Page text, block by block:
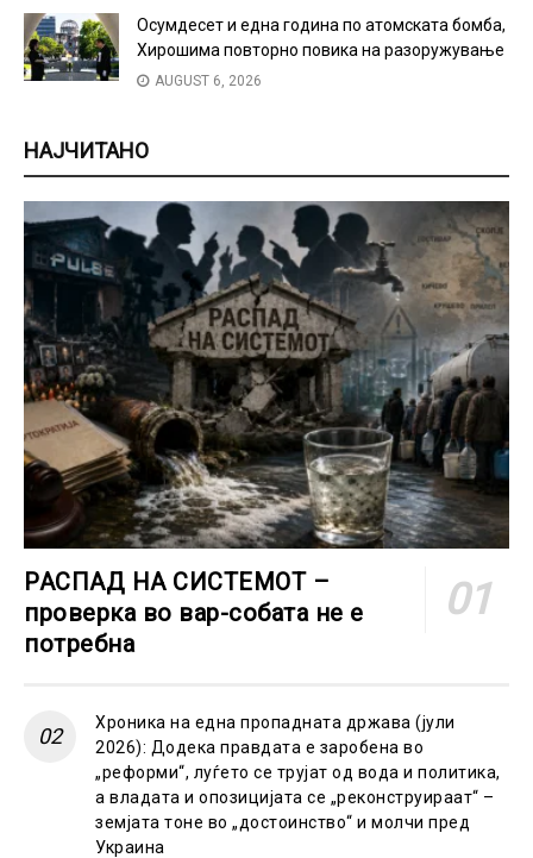
Осумдесет и една година по атомската бомба,
Хирошима повторно повика на разоружување
AUGUST 6, 2026
НАЈЧИТАНО
РАСПАД НА СИСТЕМОТ –
проверка во вар-собата не е
потребна
Хроника на една пропадната држава (јули
2026): Додека правдата е заробена во
„реформи“, луѓето се трујат од вода и политика,
а владата и опозицијата се „реконструираат“ –
земјата тоне во „достоинство“ и молчи пред
Украина